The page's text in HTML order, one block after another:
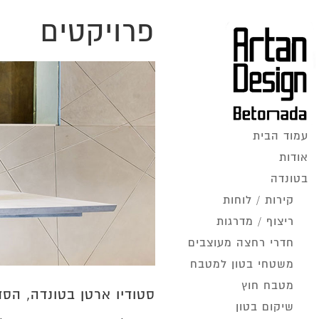
עמוד הבית
אודות
בטונדה
קירות / לוחות
ריצוף / מדרגות
חדרי רחצה מעוצבים
משטחי בטון למטבח
מטבח חוץ
שיקום בטון
פרויקטים
סטודיו ארטן בטונדה, הסדן 13, הוד